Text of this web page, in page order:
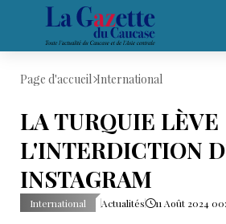
Page d'accueil International
LA TURQUIE LÈVE
L'INTERDICTION
INSTAGRAM
International Actualités 11 Août 2024